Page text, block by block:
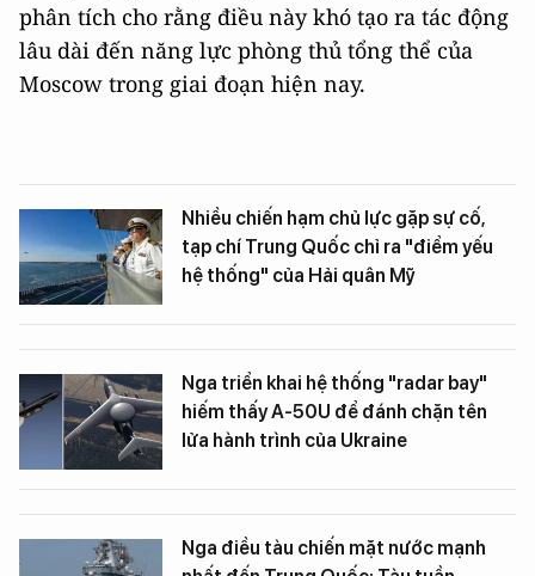
phân tích cho rằng điều này khó tạo ra tác động
lâu dài đến năng lực phòng thủ tổng thể của
Moscow trong giai đoạn hiện nay.
Nhiều chiến hạm chủ lực gặp sự cố,
tạp chí Trung Quốc chỉ ra "điểm yếu
hệ thống" của Hải quân Mỹ
Nga triển khai hệ thống "radar bay"
hiếm thấy A-50U để đánh chặn tên
lửa hành trình của Ukraine
Nga điều tàu chiến mặt nước mạnh